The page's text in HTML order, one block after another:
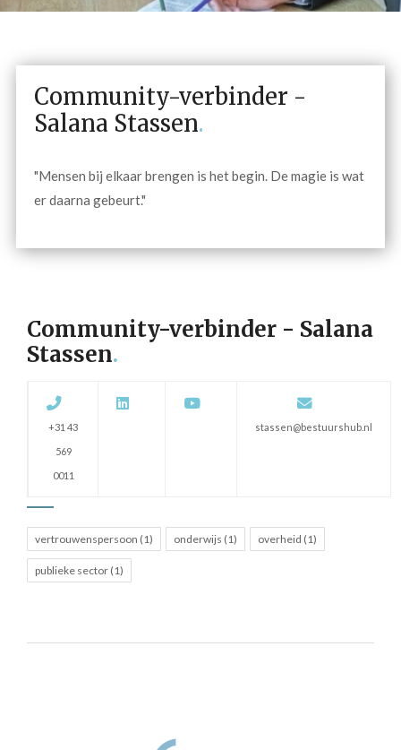
Community-verbinder -
Salana Stassen.
"Mensen bij elkaar brengen is het begin. De magie is wat
er daarna gebeurt."
Community-verbinder - Salana
Stassen.
+31 43
569
0011
stassen@bestuurshub.nl
vertrouwenspersoon (1) onderwijs (1) overheid (1)
publieke sector (1)